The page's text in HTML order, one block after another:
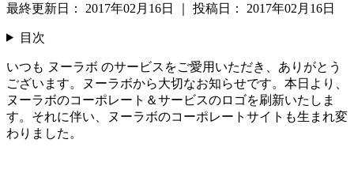
最終更新日： 2017年02月16日 投稿日： 2017年02月16日
目次
いつも ヌーラボ のサービスをご愛用いただき、ありがとう
ございます。ヌーラボから大切なお知らせです。本日より、
ヌーラボのコーポレート＆サービスのロゴを刷新いたしま
す。それに伴い、ヌーラボのコーポレートサイトも生まれ変
わりました。